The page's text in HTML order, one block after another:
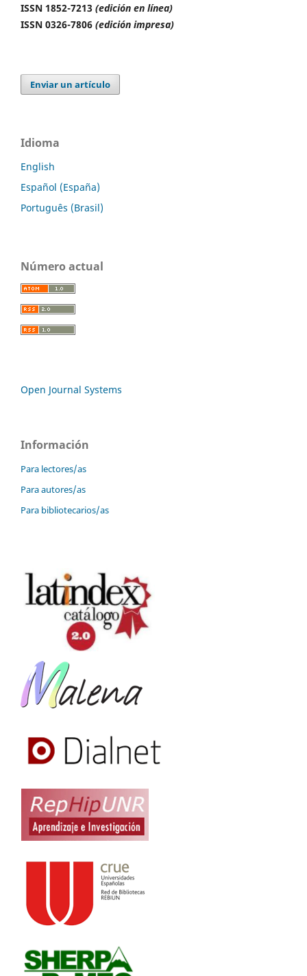
ISSN 1852-7213 (edición en línea)
ISSN 0326-7806 (edición impresa)
Enviar un artículo
Idioma
English
Español (España)
Português (Brasil)
Número actual
Open Journal Systems
Información
Para lectores/as
Para autores/as
Para bibliotecarios/as